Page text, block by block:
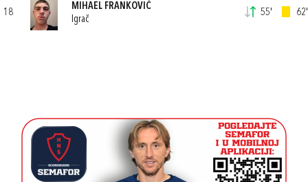
18
MIHAEL FRANKOVIĆ
Igrač
55' 62'